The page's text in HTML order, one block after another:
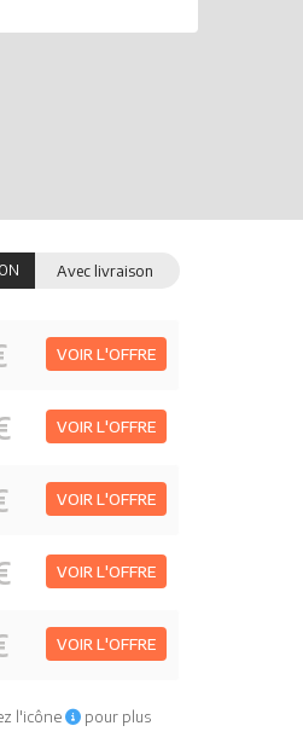
Avec livraison
VOIR L'OFFRE
VOIR L'OFFRE
VOIR L'OFFRE
VOIR L'OFFRE
VOIR L'OFFRE
l'icône
pour plus